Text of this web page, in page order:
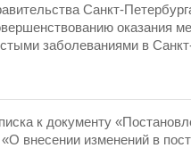
Санкт-
оказания
заболеваниями в
к документу
внесении изменений в